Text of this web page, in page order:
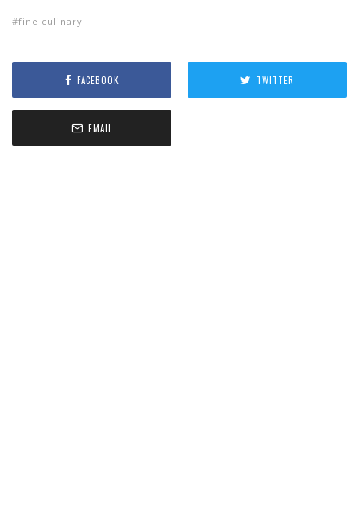
fine culinary
FACEBOOK TWITTER
EMAIL